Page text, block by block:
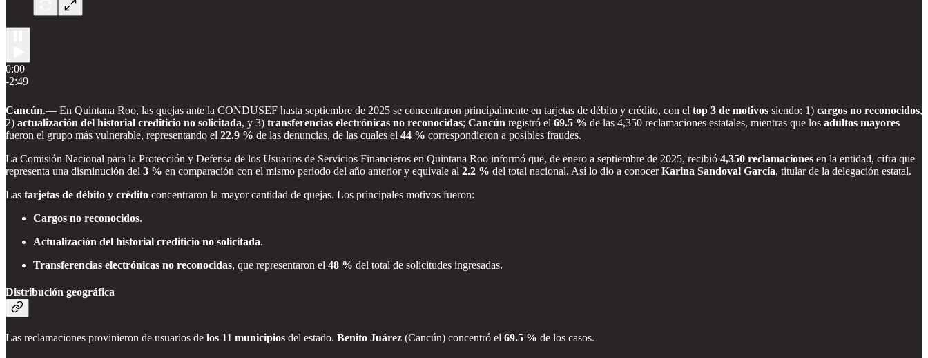
0:00
-2:49
Cancún.— En Quintana Roo, las quejas ante la CONDUSEF hasta septiembre de 2025 se concentraron principalmente en tarjetas de débito y crédito, con el top 3 de motivos siendo: 1) cargos no reconocidos,
2) actualización del historial crediticio no solicitada, y 3) transferencias electrónicas no reconocidas; Cancún registró el 69.5 % de las 4,350 reclamaciones estatales, mientras que los adultos mayores
fueron el grupo más vulnerable, representando el 22.9 % de las denuncias, de las cuales el 44 % correspondieron a posibles fraudes.
La Comisión Nacional para la Protección y Defensa de los Usuarios de Servicios Financieros en Quintana Roo informó que, de enero a septiembre de 2025, recibió 4,350 reclamaciones en la entidad, cifra que
representa una disminución del 3 % en comparación con el mismo periodo del año anterior y equivale al 2.2 % del total nacional. Así lo dio a conocerKarina Sandoval García, titular de la delegación estatal.
Las tarjetas de débito y crédito concentraron la mayor cantidad de quejas. Los principales motivos fueron:
Cargos no reconocidos.
Actualización del historial crediticio no solicitada.
Transferencias electrónicas no reconocidas, que representaron el 48 % del total de solicitudes ingresadas.
Distribución geográfica
Las reclamaciones provinieron de usuarios de los 11 municipios del estado. Benito Juárez (Cancún) concentró el 69.5 % de los casos.